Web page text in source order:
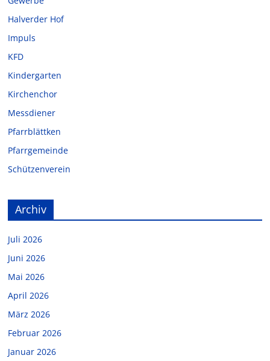
Halverder Hof
Impuls
KFD
Kindergarten
Kirchenchor
Messdiener
Pfarrblättken
Pfarrgemeinde
Schützenverein
Archiv
Juli 2026
Juni 2026
Mai 2026
April 2026
März 2026
Februar 2026
Januar 2026